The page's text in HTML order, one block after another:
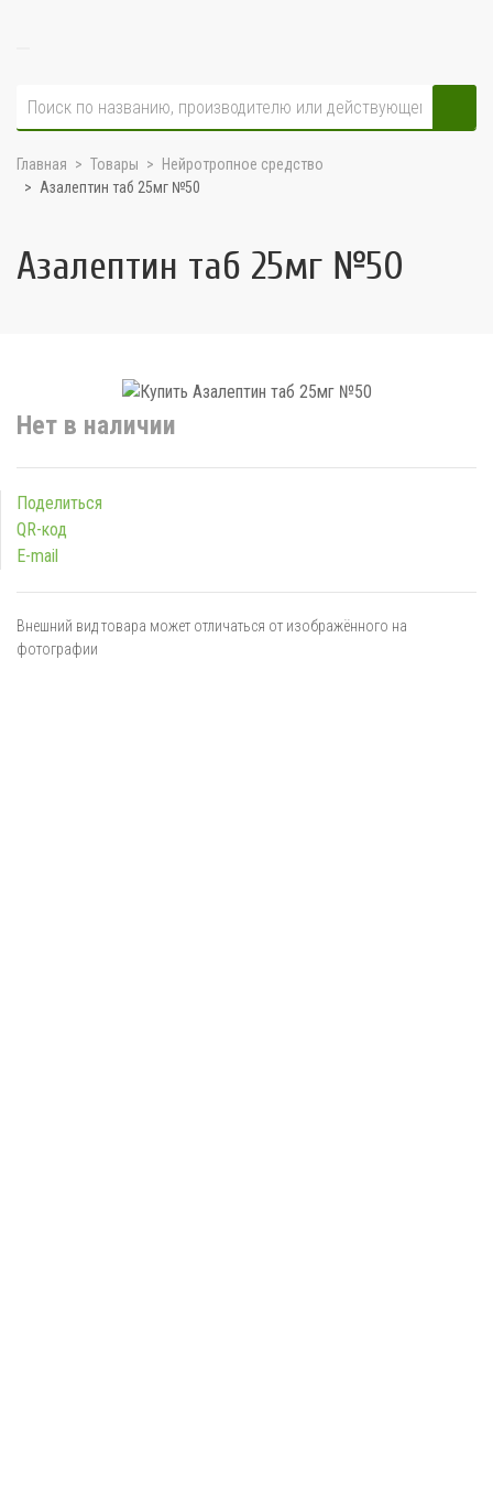
Главная Товары
Нейротропное средство
Азалептин таб 25мг №50
Азалептин таб 25мг №50
Нет в наличии
Поделиться
QR-код
E-mail
Внешний вид товара может отличаться от изображённого на
фотографии